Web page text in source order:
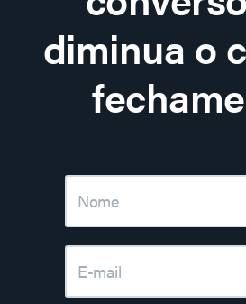
diminua o